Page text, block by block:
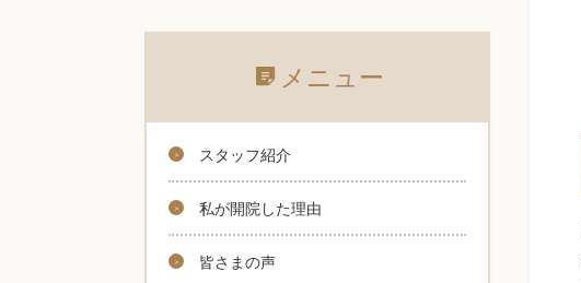
メニュー
スタッフ紹介
私が開院した理由
皆さまの声